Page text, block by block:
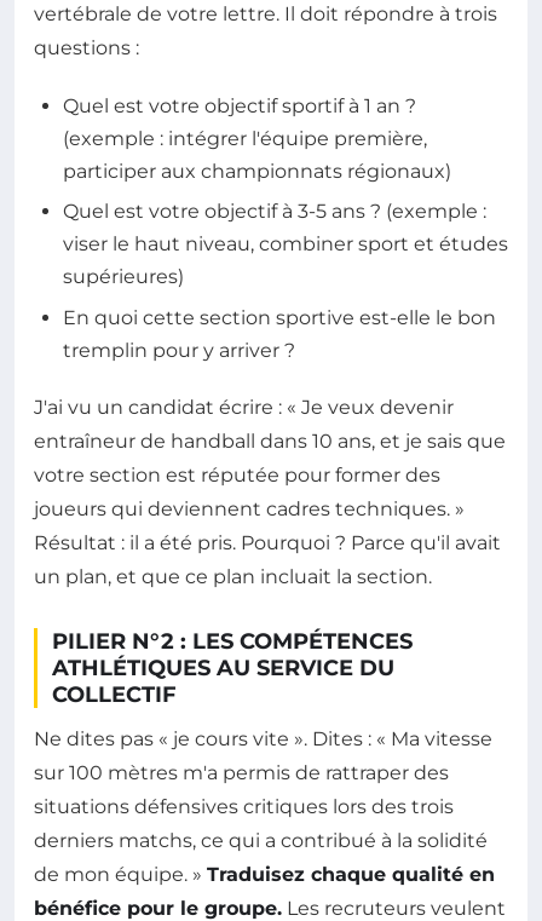
vertébrale de votre lettre. Il doit répondre à trois
questions :
Quel est votre objectif sportif à 1 an ?
(exemple : intégrer l'équipe première,
participer aux championnats régionaux)
Quel est votre objectif à 3-5 ans ? (exemple :
viser le haut niveau, combiner sport et études
supérieures)
En quoi cette section sportive est-elle le bon
tremplin pour y arriver ?
J'ai vu un candidat écrire : « Je veux devenir
entraîneur de handball dans 10 ans, et je sais que
votre section est réputée pour former des
joueurs qui deviennent cadres techniques. »
Résultat : il a été pris. Pourquoi ? Parce qu'il avait
un plan, et que ce plan incluait la section.
PILIER N°2 : LES COMPÉTENCES
ATHLÉTIQUES AU SERVICE DU
COLLECTIF
Ne dites pas « je cours vite ». Dites : « Ma vitesse
sur 100 mètres m'a permis de rattraper des
situations défensives critiques lors des trois
derniers matchs, ce qui a contribué à la solidité
de mon équipe. » Traduisez chaque qualité en
bénéfice pour le groupe. Les recruteurs veulent